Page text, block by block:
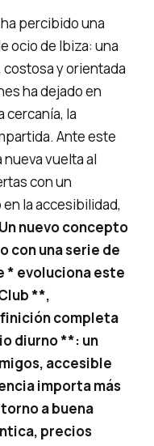
percibido una
ocio de Ibiza: una
y orientada
ha dejado en
cercanía, la
Ante este
vuelta al
con un
la accesibilidad,
nuevo concepto
con una serie de
* evoluciona este
**,
completa
diurno **: un
accesible
importa más
a buena
precios